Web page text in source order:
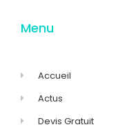
Menu
Accueil
Actus
Devis Gratuit